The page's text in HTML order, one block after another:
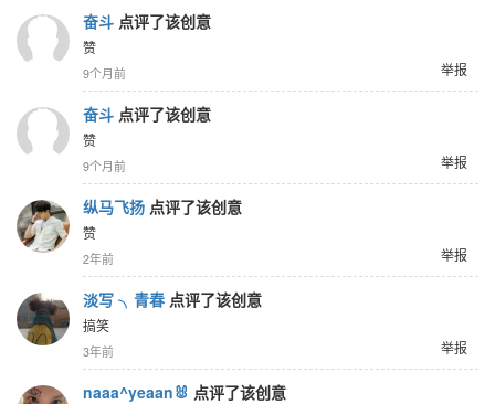
奋斗 点评了该创意
赞
举报
9个月前
奋斗 点评了该创意
赞
举报
9个月前
纵马飞扬 点评了该创意
赞
举报
2年前
淡写 ╮青春点评了该创意
搞笑
举报
3年前
naaa^yeaan🐰 点评了该创意